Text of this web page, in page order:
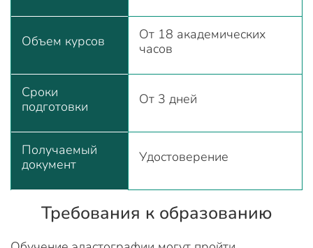
Объем курсов
От 18 академических
часов
Сроки
подготовки
От 3 дней
Получаемый
документ
Удостоверение
Требования к образованию